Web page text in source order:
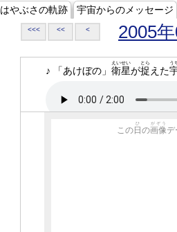
はやぶさの軌跡 宇宙からのメッセージ
<<< << < 2005年
♪ 「あけぼの」 衛星
えいせい
が捉
とら
えた
う
この 日
ひ
の画像
がぞう
デ